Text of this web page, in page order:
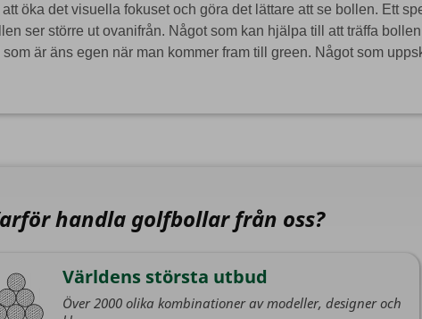
öka det visuella fokuset och göra det lättare att se bollen. Ett
ser större ut ovanifrån. Något som kan hjälpa till att träffa
är äns egen när man kommer fram till green. Något som
handla golfbollar från oss?
Världens största utbud
Över 2000 olika kombinationer av modeller, designer och